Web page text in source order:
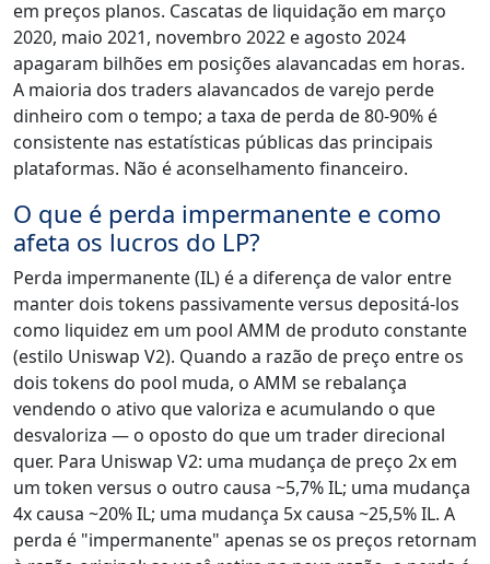
em preços planos. Cascatas de liquidação em março
2020, maio 2021, novembro 2022 e agosto 2024
apagaram bilhões em posições alavancadas em horas.
A maioria dos traders alavancados de varejo perde
dinheiro com o tempo; a taxa de perda de 80-90% é
consistente nas estatísticas públicas das principais
plataformas. Não é aconselhamento financeiro.
O que é perda impermanente e como
afeta os lucros do LP?
Perda impermanente (IL) é a diferença de valor entre
manter dois tokens passivamente versus depositá-los
como liquidez em um pool AMM de produto constante
(estilo Uniswap V2). Quando a razão de preço entre os
dois tokens do pool muda, o AMM se rebalança
vendendo o ativo que valoriza e acumulando o que
desvaloriza — o oposto do que um trader direcional
quer. Para Uniswap V2: uma mudança de preço 2x em
um token versus o outro causa ~5,7% IL; uma mudança
4x causa ~20% IL; uma mudança 5x causa ~25,5% IL. A
perda é "impermanente" apenas se os preços retornam